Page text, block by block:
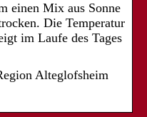
einen Mix aus Sonne
Die Temperatur
im Laufe des Tages
Alteglofsheim